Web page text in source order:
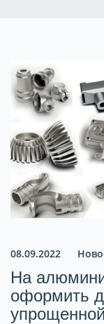
08.09.2022
На
оформить